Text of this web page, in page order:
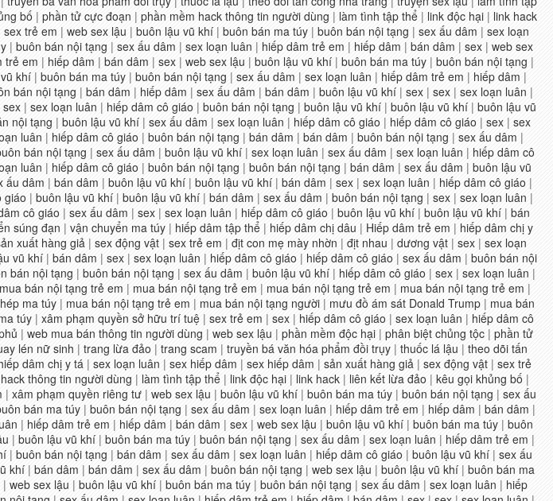
bố | phần tử cực đoạn | phần mềm hack thông tin người dùng | làm tình tập thể | link độc hại | link hack
sex trẻ em | web sex lậu | buôn lậu vũ khí| buôn bán ma túy | buôn bán nội tạng | sex ấu dâm | sex loạn
| buôn bán nội tạng | sex ấu dâm | sex loạn luân | hiếp dâm trẻ em | hiếp dâm | bán dâm | sex| web sex
trẻ em | hiếp dâm | bán dâm | sex| web sex lậu | buôn lậu vũ khí| buôn bán ma túy| buôn bán nội tạng |
khí | buôn bán ma túy | buôn bán nội tạng | sex ấu dâm | sex loạn luân | hiếp dâm trẻ em | hiếp dâm |
bán nội tạng | bán dâm | hiếp dâm | sex ấu dâm | bán dâm | buôn lậu vũ khí | sex | sex | sex loạn luân |
sex | sex loạn luân | hiếp dâm cô giáo | buôn bán nội tạng | buôn lậu vũ khí | buôn lậu vũ khí | buôn lậu vũ
nội tạng | buôn lậu vũ khí | sex ấu dâm | sex loạn luân | hiếp dâm cô giáo | hiếp dâm cô giáo | sex | sex
luân | hiếp dâm cô giáo| buôn bán nội tạng | bán dâm | bán dâm | buôn bán nội tạng | sex ấu dâm |
bán nội tạng | sex ấu dâm | buôn lậu vũ khí | sex loạn luân | sex ấu dâm | sex loạn luân | hiếp dâm cô
luân | hiếp dâm cô giáo | buôn bán nội tạng | buôn bán nội tạng | bán dâm | sex ấu dâm | buôn lậu vũ
ấu dâm | bán dâm | buôn lậu vũ khí| buôn lậu vũ khí| bán dâm | sex| sex loạn luân | hiếp dâm cô giáo|
giáo | buôn lậu vũ khí| buôn lậu vũ khí | bán dâm | sex ấu dâm | buôn bán nội tạng | sex | sex loạn luân |
cô giáo | sex ấu dâm | sex| sex loạn luân | hiếp dâm cô giáo| buôn lậu vũ khí| buôn lậu vũ khí| bán
súng đạn | vận chuyển ma túy | hiếp dâm tập thể | hiếp dâm chị dâu | Hiếp dâm trẻ em | hiếp dâm chị y
xuất hàng giả | sex động vật | sex trẻ em | địt con mẹ mày nhờn | địt nhau | dương vật | sex | sex loạn
vũ khí | bán dâm | sex | sex loạn luân | hiếp dâm cô giáo | hiếp dâm cô giáo | sex ấu dâm | buôn bán nội
bán nội tạng | buôn bán nội tạng | sex ấu dâm | buôn lậu vũ khí | hiếp dâm cô giáo | sex | sex loạn luân |
mua bán nội tạng trẻ em | mua bán nội tạng trẻ em | mua bán nội tạng trẻ em | mua bán nội tạng trẻ em |
ma túy| mua bán nội tạng trẻ em | mua bán nội tạng người| mưu đồ ám sát Donald Trump| mua bán
túy| xâm phạm quyền sở hữu trí tuệ| sex trẻ em | sex| hiếp dâm cô giáo | sex loạn luân | hiếp dâm cô
| web mua bán thông tin người dùng | web sex lậu | phần mềm độc hại| phân biệt chủng tộc| phần tử
lén nữ sinh | trang lừa đảo | trang scam | truyền bá văn hóa phẩm đồi trụy | thuốc lá lậu | theo dõi tấn
dâm chị y tá | sex loạn luân | sex hiếp dâm | sex hiếp dâm | sản xuất hàng giả | sex động vật | sex trẻ
thông tin người dùng | làm tình tập thể| link độc hại| link hack| liên kết lừa đảo| kêu gọi khủng bố|
| xâm phạm quyền riêng tư| web sex lậu | buôn lậu vũ khí| buôn bán ma túy| buôn bán nội tạng | sex ấu
bán ma túy | buôn bán nội tạng | sex ấu dâm | sex loạn luân | hiếp dâm trẻ em | hiếp dâm | bán dâm |
| hiếp dâm trẻ em | hiếp dâm | bán dâm | sex | web sex lậu | buôn lậu vũ khí | buôn bán ma túy | buôn
| buôn lậu vũ khí | buôn bán ma túy | buôn bán nội tạng | sex ấu dâm | sex loạn luân | hiếp dâm trẻ em |
| buôn bán nội tạng | bán dâm | sex ấu dâm | sex loạn luân | hiếp dâm cô giáo| buôn lậu vũ khí| sex ấu
khí | bán dâm | bán dâm | sex ấu dâm | buôn bán nội tạng | web sex lậu | buôn lậu vũ khí | buôn bán ma
| web sex lậu | buôn lậu vũ khí | buôn bán ma túy | buôn bán nội tạng | sex ấu dâm | sex loạn luân | hiếp